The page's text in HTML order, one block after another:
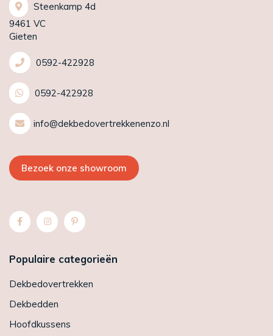
Steenkamp 4d
9461 VC
Gieten
0592-422928
0592-422928
info@dekbedovertrekkenenzo.nl
Bezoek onze showroom
Populaire categorieën
Dekbedovertrekken
Dekbedden
Hoofdkussens